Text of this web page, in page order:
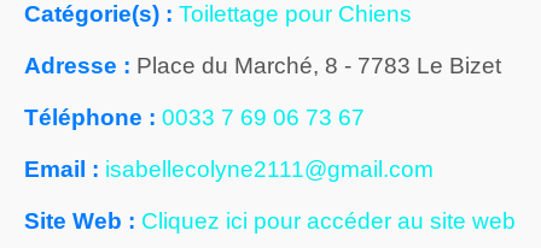
Catégorie(s) : Toilettage pour Chiens
Adresse : Place du Marché, 8 - 7783 Le Bizet
Téléphone : 0033 7 69 06 73 67
Email : isabellecolyne2111@gmail.com
Site Web : Cliquez ici pour accéder au site web